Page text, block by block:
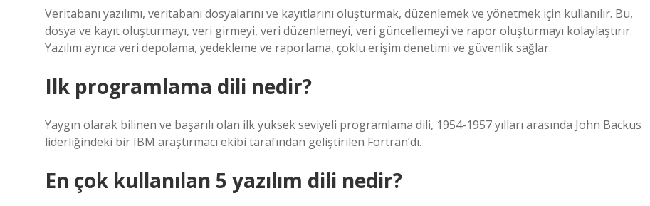
Veritabanı yazılımı, veritabanı dosyalarını ve kayıtlarını oluşturmak, düzenlemek ve yönetmek için kullanılır. Bu,
dosya ve kayıt oluşturmayı, veri girmeyi, veri düzenlemeyi, veri güncellemeyi ve rapor oluşturmayı kolaylaştırır.
Yazılım ayrıca veri depolama, yedekleme ve raporlama, çoklu erişim denetimi ve güvenlik sağlar.
Ilk programlama dili nedir?
Yaygın olarak bilinen ve başarılı olan ilk yüksek seviyeli programlama dili, 1954-1957 yılları arasında John Backus
liderliğindeki bir IBM araştırmacı ekibi tarafından geliştirilen Fortran’dı.
En çok kullanılan 5 yazılım dili nedir?